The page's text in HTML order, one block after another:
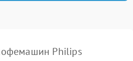
Philips